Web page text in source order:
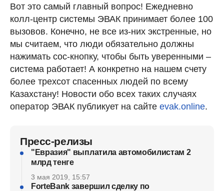
Вот это самый главный вопрос! Ежедневно
колл-центр системы ЭВАК принимает более 100
вызовов. Конечно, не все из-них экстренные, но
мы считаем, что люди обязательно должны
нажимать сос-кнопку, чтобы быть уверенными –
система работает! А конкретно на нашем счету
более трехсот спасенных людей по всему
Казахстану! Новости обо всех таких случаях
оператор ЭВАК публикует на сайте evak.online.
Пресс-релизы
"Евразия" выплатила автомобилистам 2
млрд тенге
3 мая 2019, 15:57
ForteBank завершил сделку по